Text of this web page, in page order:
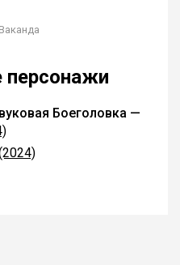
персонажи
Боеголовка —